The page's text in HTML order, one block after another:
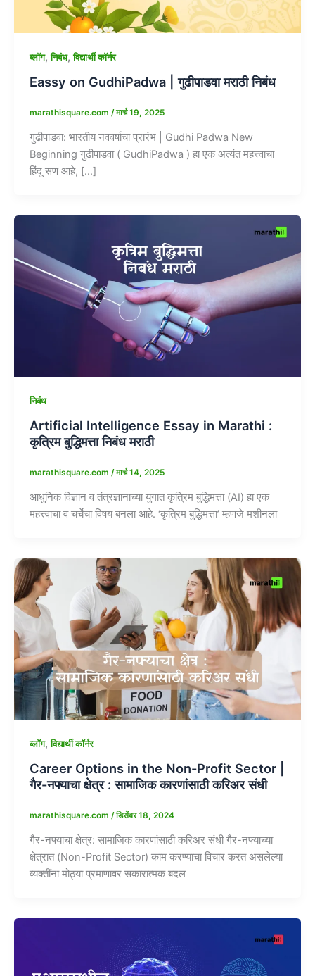
ब्लॉग,निबंध,विद्यार्थी कॉर्नर
Eassy on GudhiPadwa | गुढीपाडवा मराठी निबंध
marathisquare.com /मार्च 19, 2025
गुढीपाडवा: भारतीय नववर्षाचा प्रारंभ | Gudhi Padwa New
Beginning गुढीपाडवा ( GudhiPadwa ) हा एक अत्यंत महत्त्वाचा
हिंदू सण आहे, […]
निबंध
Artificial Intelligence Essay in Marathi :
कृत्रिम बुद्धिमत्ता निबंध मराठी
marathisquare.com /मार्च 14, 2025
आधुनिक विज्ञान व तंत्रज्ञानाच्या युगात कृत्रिम बुद्धिमत्ता (AI) हा एक
महत्त्वाचा व चर्चेचा विषय बनला आहे. ‘कृत्रिम बुद्धिमत्ता’ म्हणजे मशीनला
ब्लॉग,विद्यार्थी कॉर्नर
Career Options in the Non-Profit Sector |
गैर-नफ्याचा क्षेत्र : सामाजिक कारणांसाठी करिअर संधी
marathisquare.com /डिसेंबर 18, 2024
गैर-नफ्याचा क्षेत्र: सामाजिक कारणांसाठी करिअर संधी गैर-नफ्याच्या
क्षेत्रात (Non-Profit Sector) काम करण्याचा विचार करत असलेल्या
व्यक्तींना मोठ्या प्रमाणावर सकारात्मक बदल